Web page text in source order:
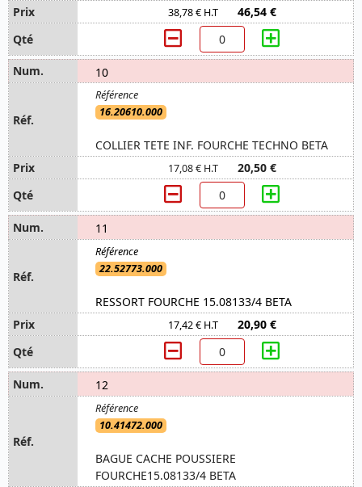
38,78 € H.T 46,54 €
10
16.20610.000
COLLIER TETE INF. FOURCHE TECHNO BETA
17,08 € H.T 20,50 €
11
22.52773.000
RESSORT FOURCHE 15.08133/4 BETA
17,42 € H.T 20,90 €
12
10.41472.000
BAGUE CACHE POUSSIERE
FOURCHE15.08133/4 BETA